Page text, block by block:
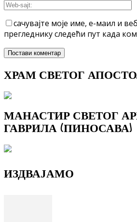
сачувајте моје име, е-маил и
прегледнику следећи пут када
ХРАМ СВЕТОГ
МАНАСТИР СВЕТОГ
ГАВРИЛА (ПИНОСАВА)
ИЗДВАЈАМО